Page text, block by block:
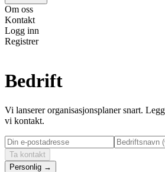
Om oss
Kontakt
Logg inn
Registrer
Bedrift
Vi lanserer organisasjonsplaner snart.
vi kontakt.
Ta kontakt
Personlig →